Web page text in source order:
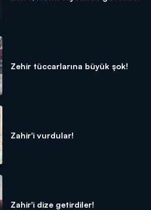
Zehir tüccarlarına büyük şok!
Zahir'i vurdular!
Zahir'i dize getirdiler!